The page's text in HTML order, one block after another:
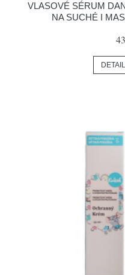
VLASOVÉ SÉRUM
NA SUCHÉ I